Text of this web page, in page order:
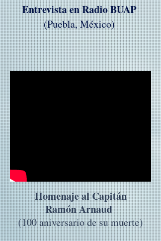
Entrevista en Radio BUAP
(Puebla, México)
Homenaje al Capitán
Ramón Arnaud
(100 aniversario de su muerte)